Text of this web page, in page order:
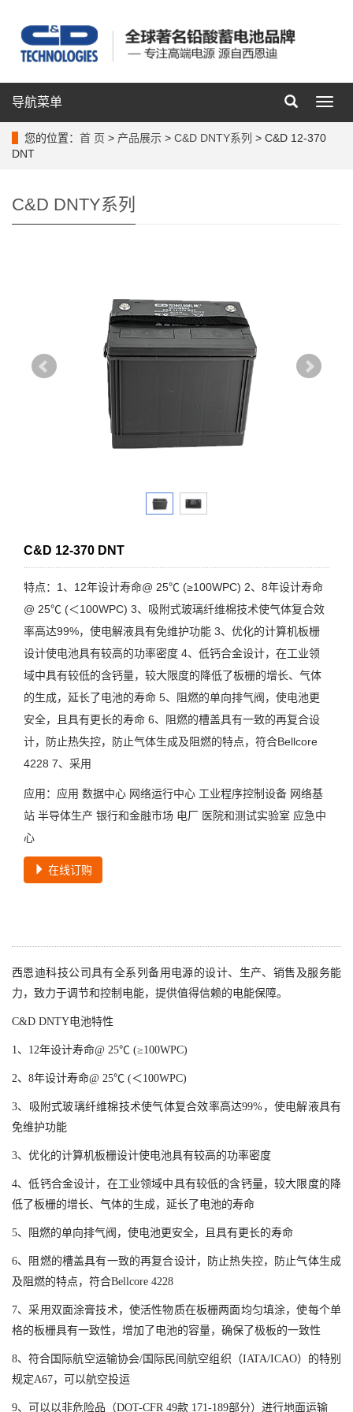
导
菜
导航菜单
您的位置： 首 页 > 产品展示 > C&D DNTY系列 > C&D 12-370
DNT
C&D DNTY系列
C&D 12-370 DNT
特点：1、12年设计寿命@ 25℃ (≥100WPC) 2、8年设计寿命
@ 25℃ (＜100WPC) 3、吸附式玻璃纤维棉技术使气体复合效
率高达99%，使电解液具有免维护功能 3、优化的计算机板栅
设计使电池具有较高的功率密度 4、低钙合金设计，在工业领
域中具有较低的含钙量，较大限度的降低了板栅的增长、气体
的生成，延长了电池的寿命 5、阻燃的单向排气阀，使电池更
安全，且具有更长的寿命 6、阻燃的槽盖具有一致的再复合设
计，防止热失控，防止气体生成及阻燃的特点，符合Bellcore
4228 7、采用
应用：应用 数据中心 网络运行中心 工业程序控制设备 网络基
站 半导体生产 银行和金融市场 电厂 医院和测试实验室 应急中
心
在线订购
西恩迪科技公司具有全系列备用电源的设计、生产、销售及服务能
力，致力于调节和控制电能，提供值得信赖的电能保障。
C&D DNTY电池特性
1、12年设计寿命@ 25℃ (≥100WPC)
2、8年设计寿命@ 25℃ (＜100WPC)
3、吸附式玻璃纤维棉技术使气体复合效率高达99%，使电解液具有
免维护功能
3、 优化的计算机板栅设计使电池具有较高的功率密度
4、低钙合金设计，在工业领域中具有较低的含钙量，较大限度的降
低了板栅的增长、气体的生成，延长了电池的寿命
5、阻燃的单向排气阀，使电池更安全，且具有更长的寿命
6、阻燃的槽盖具有一致的再复合设计，防止热失控，防止气体生成
及阻燃的特点，符合Bellcore 4228
7、采用双面涂膏技术，使活性物质在板栅两面均匀填涂，使每个单
格的板栅具有一致性，增加了电池的容量，确保了极板的一致性
8、符合国际航空运输协会/国际民间航空组织（IATA/ICAO）的特别
规定A67，可以航空投运
9、可以以非危险品（DOT-CFR 49款 171-189部分）进行地面运输